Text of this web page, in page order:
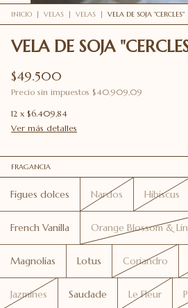
INICIO VELAS VELAS VELA DE SOJA "CERCLES"
VELA DE SOJA
$49.500
Precio sin impuestos $40.909,09
12 x $6.409,84
Ver más detalles
FRAGANCIA
Figues dolces Nardos Hibiscus
French Vanilla Orange Blossom &
Magnolias Lotus Coriandro
Jazmines Saudade Le Fleur